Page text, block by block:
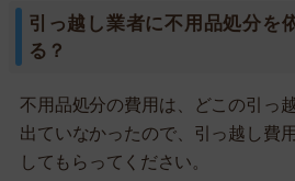
引っ越し業者に不用品処分を
る？
不用品処分の費用は、どこの引っ
出ていなかったので、引っ越し費
してもらってください。